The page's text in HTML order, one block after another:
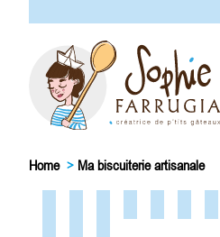
Home > Ma biscuiterie artisanale